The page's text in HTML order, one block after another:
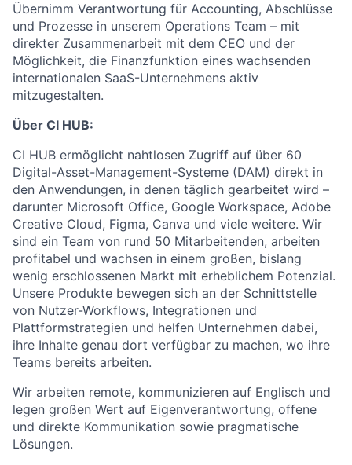
Übernimm Verantwortung für Accounting, Abschlüsse
und Prozesse in unserem Operations Team – mit
direkter Zusammenarbeit mit dem CEO und der
Möglichkeit, die Finanzfunktion eines wachsenden
internationalen SaaS-Unternehmens aktiv
mitzugestalten.
Über CI HUB:
CI HUB ermöglicht nahtlosen Zugriff auf über 60
Digital-Asset-Management-Systeme (DAM) direkt in
den Anwendungen, in denen täglich gearbeitet wird –
darunter Microsoft Office, Google Workspace, Adobe
Creative Cloud, Figma, Canva und viele weitere. Wir
sind ein Team von rund 50 Mitarbeitenden, arbeiten
profitabel und wachsen in einem großen, bislang
wenig erschlossenen Markt mit erheblichem Potenzial.
Unsere Produkte bewegen sich an der Schnittstelle
von Nutzer-Workflows, Integrationen und
Plattformstrategien und helfen Unternehmen dabei,
ihre Inhalte genau dort verfügbar zu machen, wo ihre
Teams bereits arbeiten.
Wir arbeiten remote, kommunizieren auf Englisch und
legen großen Wert auf Eigenverantwortung, offene
und direkte Kommunikation sowie pragmatische
Lösungen.